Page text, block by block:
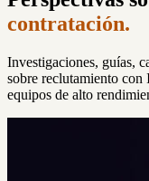
contratación.
Investigaciones, guías,
sobre reclutamiento
equipos de alto